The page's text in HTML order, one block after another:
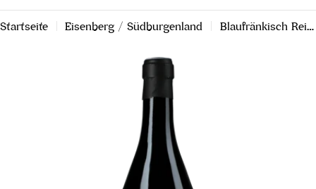
Startseite Eisenberg / Südburgenland Blaufränkisch Reihburg "r" Reserve 2015